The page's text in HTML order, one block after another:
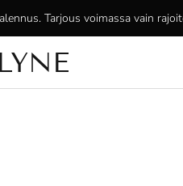
Kiitos, että olette mukana!
Tarjous voimassa vain